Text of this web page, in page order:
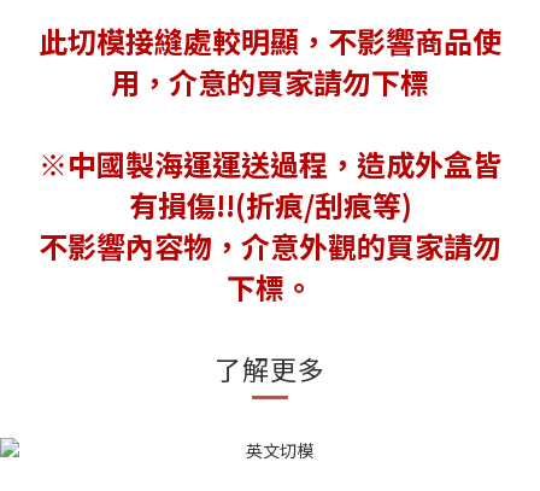
此切模接縫處較明顯，不影響商品使
用，介意的買家請勿下標
※中國製海運運送過程，造成外盒皆
有損傷!!(折痕/刮痕等)
不影響內容物，介意外觀的買家請勿
下標。
了解更多